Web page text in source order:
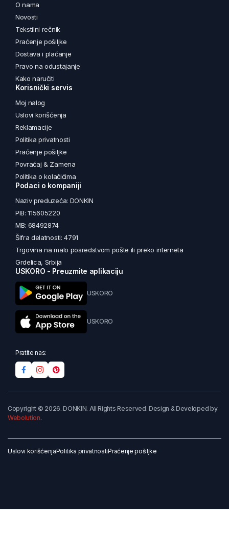
O nama
Novosti
Tekstilni rečnik
Praćenje pošiljke
Dostava i plaćanje
Pravo na odustajanje
Kako naručiti
Korisnički servis
Moj nalog
Uslovi korišćenja
Reklamacije
Politika privatnosti
Praćenje pošiljke
Povraćaj & Zamena
Politika o kolačićima
Podaci o kompaniji
Naziv preduzeća: DONKIN
PIB: 115605220
MB: 68492874
Šifra delatnosti: 4791
Trgovina na malo posredstvom pošte ili preko interneta
Grdelica, Srbija
USKORO - Preuzmite aplikaciju
USKORO
USKORO
Pratite nas:
Copyright © 2026. DONKIN. All Rights Reserved. Design & Developed by
Webolution.
Uslovi korišćenjaPolitika privatnostiPraćenje pošiljke